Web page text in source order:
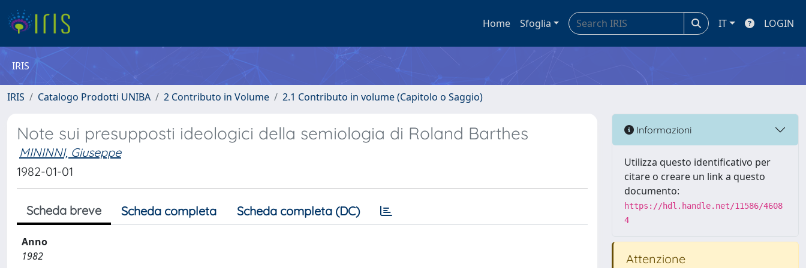
Home Sfoglia IT LOGIN
IRIS
IRIS Catalogo Prodotti UNIBA 2 Contributo in Volume 2.1 Contributo in volume (Capitolo o Saggio)
Note sui presupposti ideologici della semiologia di Roland Barthes
MININNI, Giuseppe
1982-01-01
Scheda breve Scheda completa Scheda completa (DC)
Anno
1982
Informazioni
Utilizza questo identificativo per
citare o creare un link a questo
documento:
https://hdl.handle.net/11586/4608
4
Attenzione